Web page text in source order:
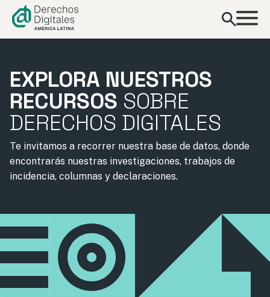
contenido
EXPLORA NUESTROS
RECURSOS SOBRE
DERECHOS DIGITALES
Te invitamos a recorrer nuestra base de datos, donde
encontrarás nuestras investigaciones, trabajos de
incidencia, columnas y declaraciones.